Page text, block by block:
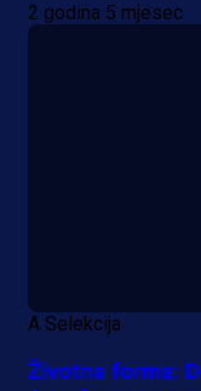
2 godina 5 mjesec
A Selekcija
Životna forma: